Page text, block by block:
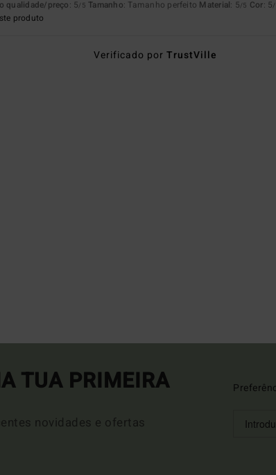
qualidade/preço: 5/5 Tamanho: Tamanho perfeito Material: 5/5 Cor: 5
produto
Verificado por TrustVille
TUA PRIMEIRA
novidades e ofertas